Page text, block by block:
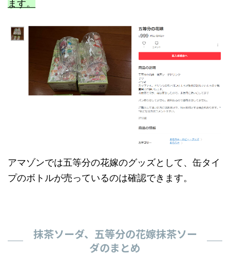
ます。
アマゾンでは五等分の花嫁のグッズとして、缶タイ
プのボトルが売っているのは確認できます。
抹茶ソーダ、五等分の花嫁抹茶ソー
ダのまとめ